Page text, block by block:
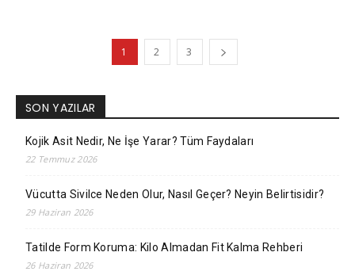
1 2 3
SON YAZILAR
Kojik Asit Nedir, Ne İşe Yarar? Tüm Faydaları
22 Temmuz 2026
Vücutta Sivilce Neden Olur, Nasıl Geçer? Neyin Belirtisidir?
29 Haziran 2026
Tatilde Form Koruma: Kilo Almadan Fit Kalma Rehberi
26 Haziran 2026